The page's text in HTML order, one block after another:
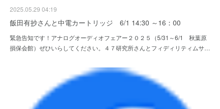
2025.05.29 04:19
飯田有抄さんと中電カートリッジ 6/1 14:30 ～16：00
緊急告知です！アナログオーディオフェアー２０２５（5/31～6/1 秋葉原
損保会館）ぜひいらしてください。４７研究所さんとフィディリティムサ…